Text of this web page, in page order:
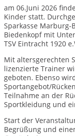
am 06.Juni 2026
Kinder statt.
Sparkasse
Biedenkopf mit
TSV Eintracht 1920
Mit altersgerechten
lizenzierte Trainer
geboten. Ebenso
Sportangebot/
Teilnahme an der
Sportkleidung und
Start der
Begrüßung und